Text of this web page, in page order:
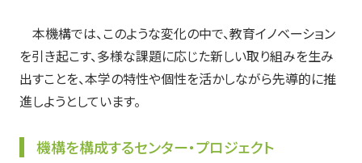
本機構では、このような変化の中で、教育イノベーション
を引き起こす、多様な課題に応じた新しい取り組みを生み
出すことを、本学の特性や個性を活かしながら先導的に推
進しようとしています。
機構を構成するセンター・プロジェクト